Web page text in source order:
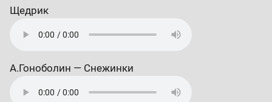
Щедрик
А.Гоноболин — Снежинки